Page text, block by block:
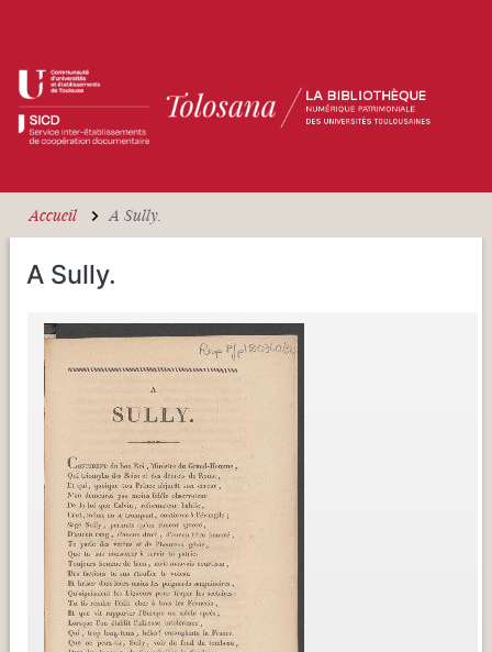
Accueil A Sully.
A Sully.